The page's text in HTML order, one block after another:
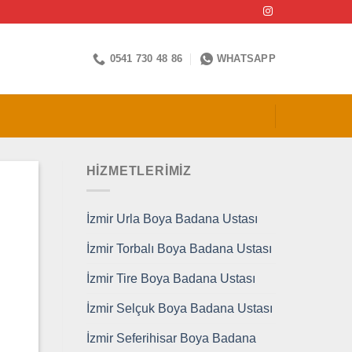
0541 730 48 86 WHATSAPP
HİZMETLERİMİZ
İzmir Urla Boya Badana Ustası
İzmir Torbalı Boya Badana Ustası
İzmir Tire Boya Badana Ustası
İzmir Selçuk Boya Badana Ustası
İzmir Seferihisar Boya Badana